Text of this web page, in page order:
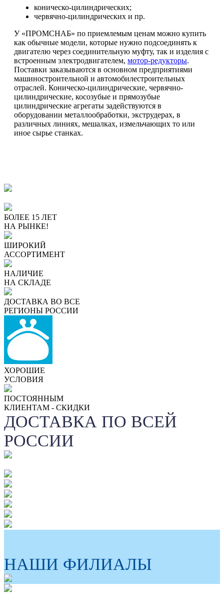
коническо-цилиндрических;
червячно-цилиндрических и пр.
У «ПРОМСНАБ» по приемлемым ценам можно купить
как обычные модели, которые нужно подсоединять к
двигателю через соединительную муфту, так и изделия с
встроенным электродвигателем, мотор-редукторы.
Поставки заказываются в основном предприятиями
машиностроительной и автомобилестроительных
отраслей. Коническо-цилиндрические, червячно-
цилиндрические, косозубые и прямозубые
цилиндрические агрегаты задействуются в
оборудовании металлообработки, экструдерах, в
различных линиях, мешалках, измельчающих то или
иное сырье станках.
БОЛЕЕ 15 ЛЕТ
НА РЫНКЕ!
ШИРОКИЙ
АССОРТИМЕНТ
НАЛИЧИЕ
НА СКЛАДЕ
ДОСТАВКА ВО ВСЕ
РЕГИОНЫ РОССИИ
ХОРОШИЕ
УСЛОВИЯ
ПОСТОЯННЫМ
КЛИЕНТАМ - СКИДКИ
ДОСТАВКА ПО ВСЕЙ
РОССИИ
НАШИ ФИЛИАЛЫ